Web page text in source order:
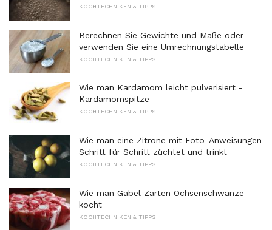
KOCHTECHNIKEN & TIPPS
Berechnen Sie Gewichte und Maße oder
verwenden Sie eine Umrechnungstabelle
KOCHTECHNIKEN & TIPPS
Wie man Kardamom leicht pulverisiert -
Kardamomspitze
KOCHTECHNIKEN & TIPPS
Wie man eine Zitrone mit Foto-Anweisungen
Schritt für Schritt züchtet und trinkt
KOCHTECHNIKEN & TIPPS
Wie man Gabel-Zarten Ochsenschwänze
kocht
KOCHTECHNIKEN & TIPPS